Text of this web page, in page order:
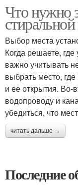
Что нужно
Выбор места
Когда решаете,
важно учитывать
выбрать место,
и ее открытия. Во-
водопроводу и
убедиться, что
читать дальше →
Последние